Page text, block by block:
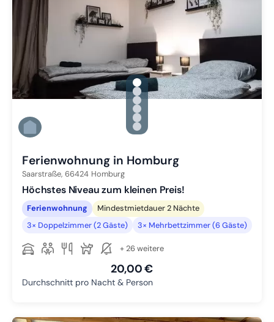
gallery.slide_selector
Zu Slide 1 wechseln
Zu Slide 2 wechseln
Zu Slide 3 wechseln
Zu Slide 4 wechseln
Zu Slide 5 wechseln
Zu Slide 6 wechseln
Ferienwohnung in Homburg
Saarstraße, 66424 Homburg
Höchstes Niveau zum kleinen Preis!
Ferienwohnung
Mindestmietdauer 2 Nächte
3× Doppelzimmer (2 Gäste)
3× Mehrbettzimmer (6 Gäste)
+ 26 weitere
20,00 €
Durchschnitt pro Nacht & Person